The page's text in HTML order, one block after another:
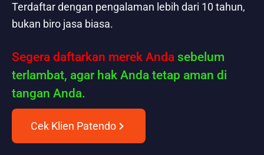
Terdaftar dengan pengalaman lebih dari 10 tahun,
bukan biro jasa biasa.
Segera daftarkan merek Anda sebelum
terlambat, agar hak Anda tetap aman di
tangan Anda.
Cek Klien Patendo